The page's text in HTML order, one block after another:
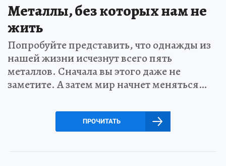
Металлы, без которых нам не
жить
Попробуйте представить, что однажды из
нашей жизни исчезнут всего пять
металлов. Сначала вы этого даже не
заметите. А затем мир начнет меняться…
ПРОЧИТАТЬ